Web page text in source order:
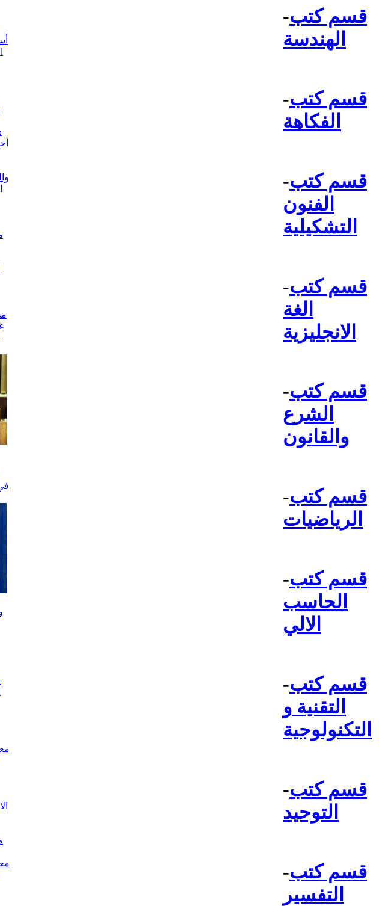
-قسم كتب
الهندسة
-قسم كتب
الفكاهة
-قسم كتب
الفنون
التشكيلية
-قسم كتب
الغة
الانجليزية
-قسم كتب
الشرع
والقانون
-قسم كتب
الرياضيات
-قسم كتب
الحاسب
الالي
-قسم كتب
التقنية و
التكنولوجية
-قسم كتب
التوحيد
-قسم كتب
التفسير